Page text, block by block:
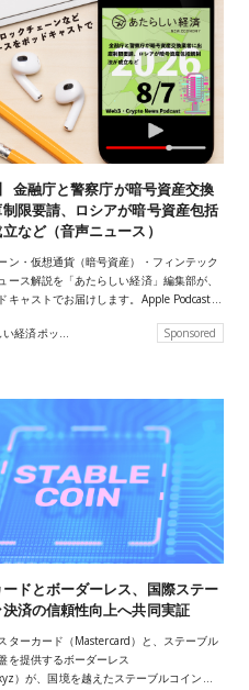
金融庁と警察庁が暗号資産交換
限要請、ロシアが暗号資産包括
など（音声ニュース）
ン・仮想通貨（暗号資産）・フィンテック
ース解説を「あたらしい経済」編集部が、
キャストでお届けします。Apple Podcast…
Sponsored
ドとボーダーレス、国際ステー
済の信頼性向上へ共同実証
ターカード（Mastercard）と、ステーブル
を提供するボーダーレス
）が、国境を越えたステーブルコイン…